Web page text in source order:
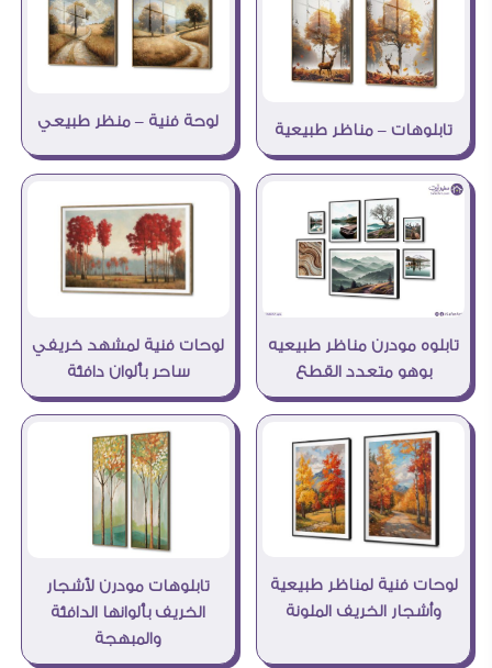
تابلوهات – مناظر طبيعية لوحة فنية – منظر طبيعي
تابلوه مودرن مناظر طبيعيه
بوهو متعدد القطع
لوحات فنية لمشهد خريفي
ساحر بألوان دافئة
لوحات فنية لمناظر طبيعية
وأشجار الخريف الملونة
تابلوهات مودرن لأشجار
الخريف بألوانها الدافئة
والمبهجة